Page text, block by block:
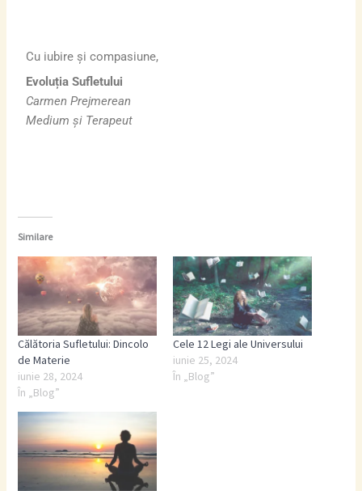
Cu iubire și compasiune,
Evoluția Sufletului
Carmen Prejmerean
Medium și Terapeut
Similare
Călătoria Sufletului: Dincolo
de Materie
iunie 28, 2024
În „Blog”
Cele 12 Legi ale Universului
iunie 25, 2024
În „Blog”